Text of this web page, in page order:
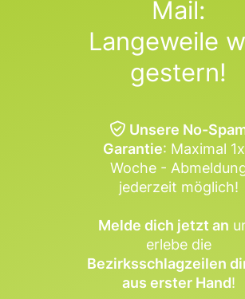
Mail:
Langeweile
gestern!
Unsere No-
Garantie: Maximal
Woche -
jederzeit möglich!
Melde dich jetzt an
erlebe die
Bezirksschlagzeilen
aus erster Hand!